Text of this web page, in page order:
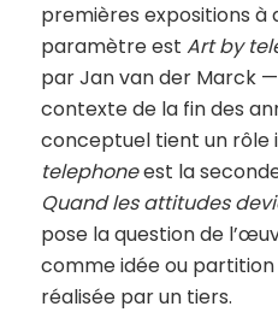
premières expositions à
paramètre est Art by
par Jan van der Marck —
contexte de la fin des
conceptuel tient un
telephoneest la
Quand les attitudes
pose la question de
comme idée ou
réalisée par un tiers.